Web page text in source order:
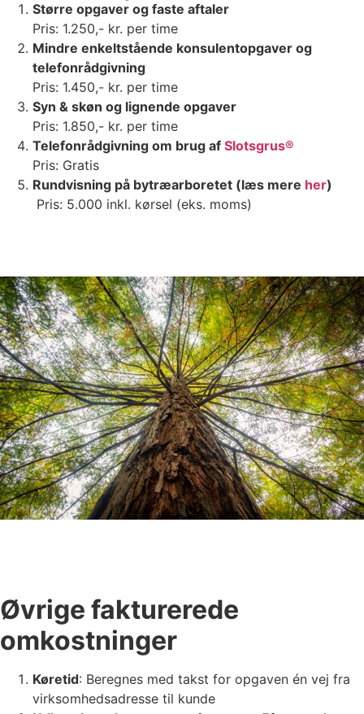
Større opgaver og faste aftaler
Pris: 1.250,- kr. per time
Mindre enkeltstående konsulentopgaver og
telefonrådgivning
Pris: 1.450,- kr. per time
Syn & skøn og lignende opgaver
Pris: 1.850,- kr. per time
Telefonrådgivning om brug af Slotsgrus®
Pris: Gratis
Rundvisning på bytræarboretet (læs mere her)
Pris: 5.000 inkl. kørsel (eks. moms)
Øvrige fakturerede
omkostninger
Køretid: Beregnes med takst for opgaven én vej fra
virksomhedsadresse til kunde